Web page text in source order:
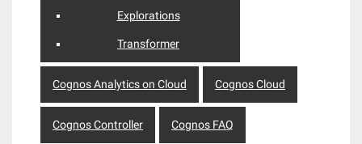
Explorations
Transformer
Cognos Analytics on Cloud Cognos Cloud
Cognos Controller Cognos FAQ